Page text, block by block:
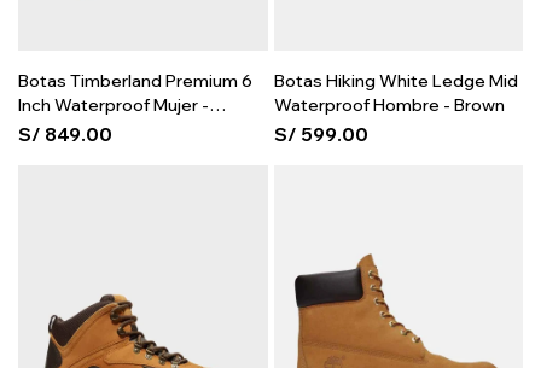
Botas Timberland Premium 6
Inch Waterproof Mujer -
Wheat
S/ 849.00
Botas Hiking White Ledge Mid
Waterproof Hombre - Brown
S/ 599.00